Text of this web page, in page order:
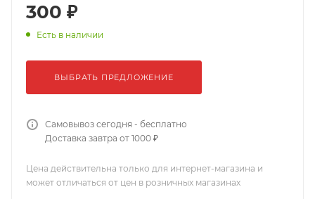
300 ₽
Есть в наличии
ВЫБРАТЬ ПРЕДЛОЖЕНИЕ
Самовывоз сегодня - бесплатно
Доставка завтра от 1000 ₽
Цена действительна только для интернет-магазина и
может отличаться от цен в розничных магазинах